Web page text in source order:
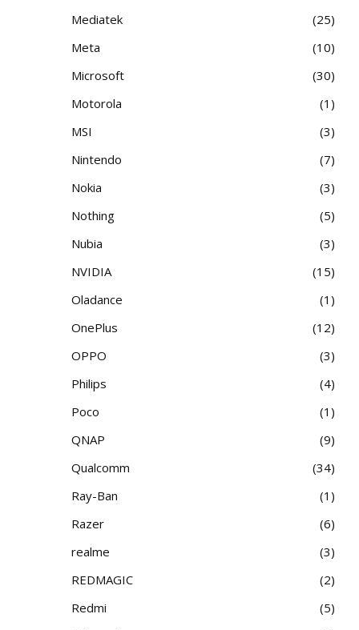
Mediatek
25
Meta
10
Microsoft
30
Motorola
1
MSI
3
Nintendo
7
Nokia
3
Nothing
5
Nubia
3
NVIDIA
15
Oladance
1
OnePlus
12
OPPO
3
Philips
4
Poco
1
QNAP
9
Qualcomm
34
Ray-Ban
1
Razer
6
realme
3
REDMAGIC
2
Redmi
5